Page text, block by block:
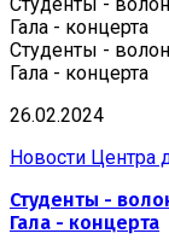
Гала - концерта
Студенты -
Гала - концерта
26.02.2024
Новости Центра
Студенты -
Гала - концерта